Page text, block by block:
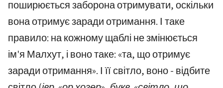
поширюється заборона отримувати, оскільки
вона отримує заради отримання. І таке
правило: на кожному щаблі не змінюється
ім'я Малхут, і воно таке: «та, що отримує
заради отримання». І її світло, воно - відбите